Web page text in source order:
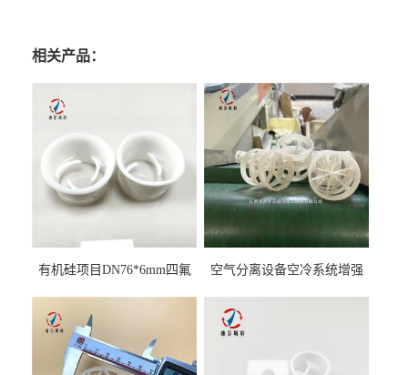
相关产品：
有机硅项目DN76*6mm四氟
空气分离设备空冷系统增强